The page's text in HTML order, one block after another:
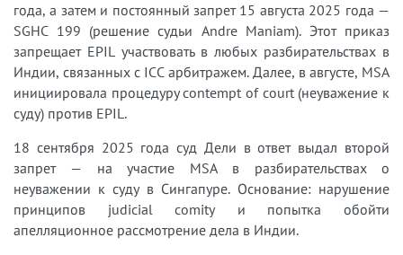
года, а затем и постоянный запрет 15 августа 2025 года —
SGHC 199 (решение судьи Andre Maniam). Этот приказ
запрещает EPIL участвовать в любых разбирательствах в
Индии, связанных с ICC арбитражем. Далее, в августе, MSA
инициировала процедуру contempt of court (неуважение к
суду) против EPIL.
18 сентября 2025 года суд Дели в ответ выдал второй
запрет — на участие MSA в разбирательствах о
неуважении к суду в Сингапуре. Основание: нарушение
принципов judicial comity и попытка обойти
апелляционное рассмотрение дела в Индии.